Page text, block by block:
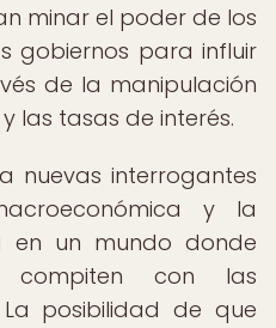
minar el poder de los
gobiernos para influir
de la manipulación
las tasas de interés.
nuevas interrogantes
y la
en un mundo donde
compiten con las
posibilidad de que